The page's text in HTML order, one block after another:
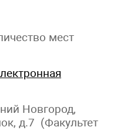
мест
Новгород,
д.7 (Факультет